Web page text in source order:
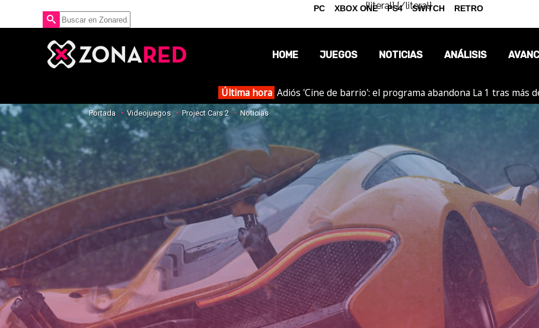
{literal}{/literal}
HOME JUEGOS NOTICIAS
OPINIÓN
REPORTAJES
ANÁLISIS
Última hora Adiós 'Cine de barrio': el programa abandona La 1 tras más
Portada Videojuegos Project Cars 2 Noticias
PC XBOX ONE PS4 SWITCH RETRO